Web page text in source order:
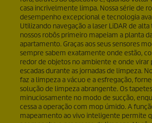
casa incrivelmente limpa. Nossa série de
desempenho excepcional e tecnologia
Utilizando navegação a laser LiDAR de alta
nossos robôs primeiro mapeiam a planta
apartamento. Graças aos seus sensores
sempre sabem exatamente onde estão,
redor de objetos no ambiente e onde virar
escadas durante as jornadas de limpeza.
faz a limpeza a vácuo e a esfregação,
solução de limpeza abrangente. Os
minuciosamente no modo de sucção,
cessa a operação com mop úmido. A
mapeamento ao vivo inteligente permite